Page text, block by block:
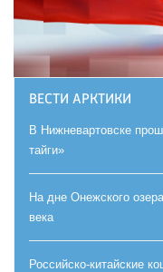
ВЕСТИ АРКТИКИ
В Нижневартовске
тайги»
На дне Онежского
века
Российско-китайские